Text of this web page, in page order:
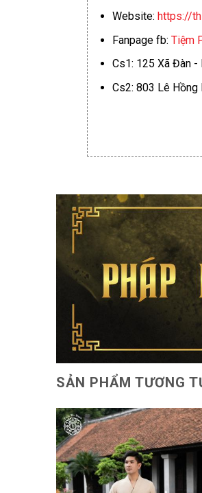
Website: https://
Fanpage fb: Tiệm
Cs1: 125 Xã Đàn -
Cs2: 803 Lê Hồng
SẢN PHẨM TƯƠNG